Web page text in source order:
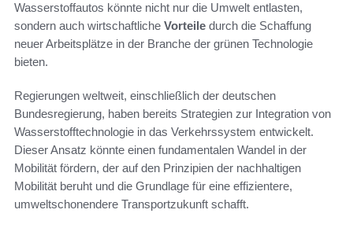
Wasserstoffautos könnte nicht nur die Umwelt entlasten,
sondern auch wirtschaftliche Vorteile durch die Schaffung
neuer Arbeitsplätze in der Branche der grünen Technologie
bieten.
Regierungen weltweit, einschließlich der deutschen
Bundesregierung, haben bereits Strategien zur Integration von
Wasserstofftechnologie in das Verkehrssystem entwickelt.
Dieser Ansatz könnte einen fundamentalen Wandel in der
Mobilität fördern, der auf den Prinzipien der nachhaltigen
Mobilität beruht und die Grundlage für eine effizientere,
umweltschonendere Transportzukunft schafft.